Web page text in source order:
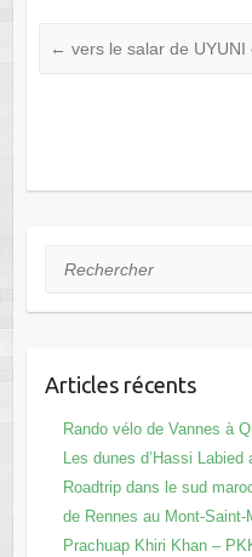
c
o
st
n
ail
← vers le salar de UYUNI
Rechercher
Articles récents
Rando vélo de Vannes à
Les dunes d’Hassi Labied
Roadtrip dans le sud
de Rennes au Mont-Saint-
Prachuap Khiri Khan –